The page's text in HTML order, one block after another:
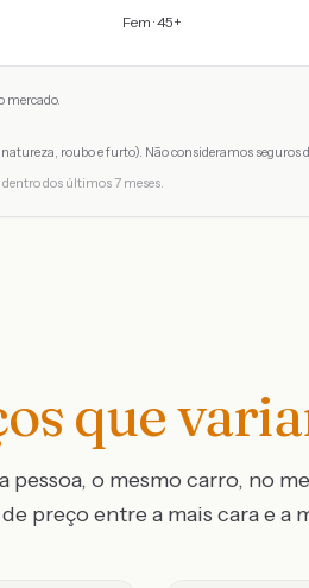
Fem · 45+
mercado.
roubo e furto). Não consideramos seguros
dos últimos 7 meses.
que
pessoa, o mesmo carro, no
preço entre a mais cara e a